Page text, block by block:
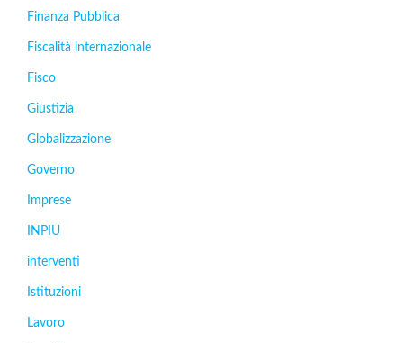
Finanza Pubblica
Fiscalità internazionale
Fisco
Giustizia
Globalizzazione
Governo
Imprese
INPIU
interventi
Istituzioni
Lavoro